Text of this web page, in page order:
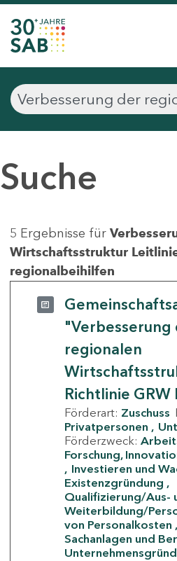
Suche
5 Ergebnisse für
Wirtschaftsstruktur
regionalbeihilfen
"Verbesserung
regionalen
Richtlinie GRW
Förderart: Zuschuss
Privatpersonen
Förderzweck:
Forschung,
Investieren und
Existenzgründung
Qualifizierung/Aus-
Weiterbildung/
von Personalkosten
Sachanlagen und